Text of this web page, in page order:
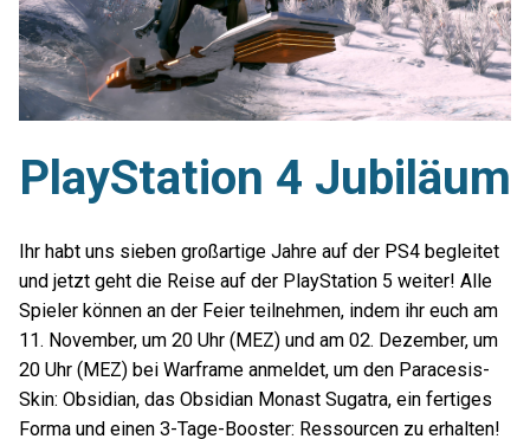
PlayStation 4 Jubiläum
Ihr habt uns sieben großartige Jahre auf der PS4 begleitet
und jetzt geht die Reise auf der PlayStation 5 weiter! Alle
Spieler können an der Feier teilnehmen, indem ihr euch am
11. November, um 20 Uhr (MEZ) und am 02. Dezember, um
20 Uhr (MEZ) bei Warframe anmeldet, um den Paracesis-
Skin: Obsidian, das Obsidian Monast Sugatra, ein fertiges
Forma und einen 3-Tage-Booster: Ressourcen zu erhalten!